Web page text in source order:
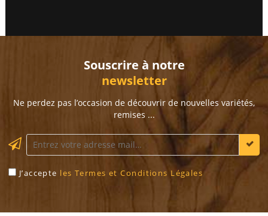
Souscrire à notre
newsletter
Ne perdez pas l’occasion de découvrir de nouvelles variétés,
remises ...
J’accepte les Termes et Conditions Légales